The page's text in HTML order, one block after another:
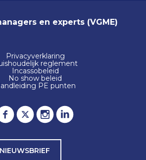
en experts (VGME)
Privacyverklaring
reglement
Incassobeleid
No show beleid
PE punten